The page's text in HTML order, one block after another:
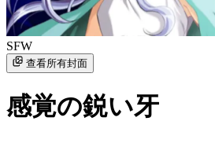
SFW
查看所有封面
感覚の鋭い牙